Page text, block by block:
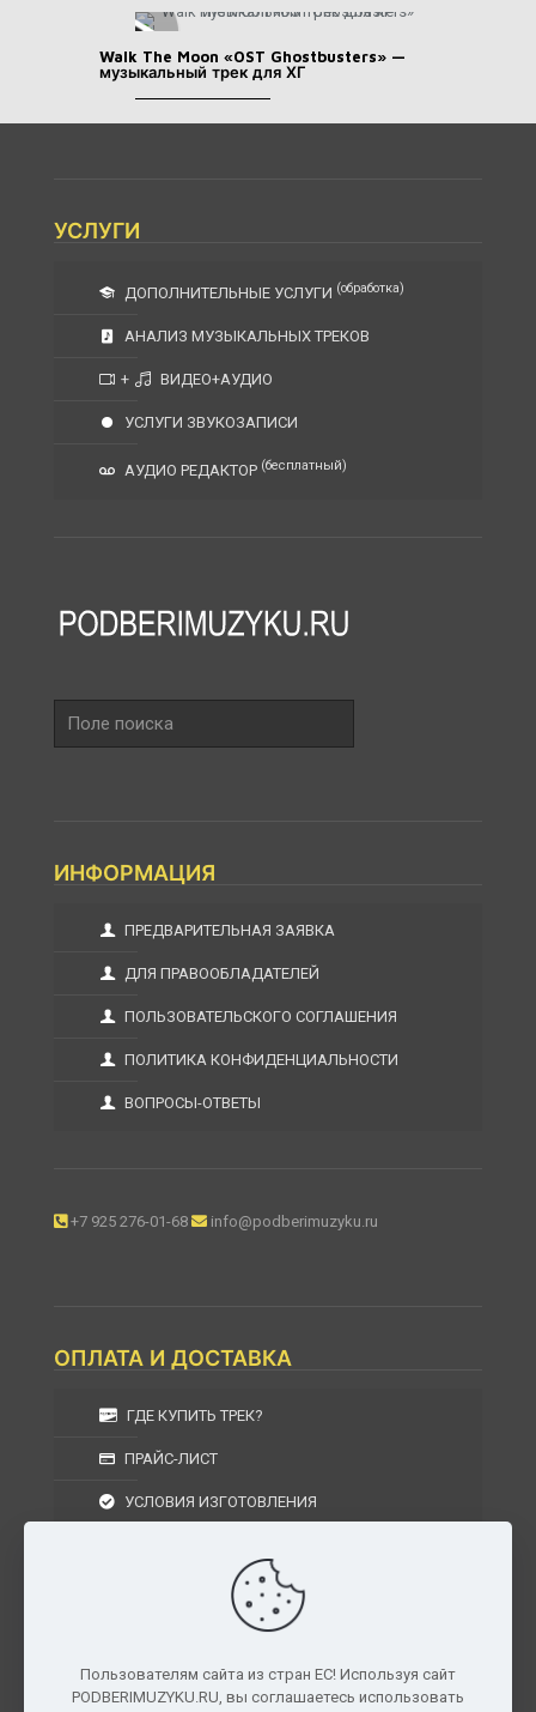
Walk The Moon «OST Ghostbusters» —
музыкальный трек для ХГ
УСЛУГИ
ДОПОЛНИТЕЛЬНЫЕ УСЛУГИ (обработка)
АНАЛИЗ МУЗЫКАЛЬНЫХ ТРЕКОВ
+ ВИДЕО+АУДИО
УСЛУГИ ЗВУКОЗАПИСИ
АУДИО РЕДАКТОР (бесплатный)
поиска
ИНФОРМАЦИЯ
ПРЕДВАРИТЕЛЬНАЯ ЗАЯВКА
ДЛЯ ПРАВООБЛАДАТЕЛЕЙ
ПОЛЬЗОВАТЕЛЬСКОГО СОГЛАШЕНИЯ
ПОЛИТИКА КОНФИДЕНЦИАЛЬНОСТИ
ВОПРОСЫ-ОТВЕТЫ
+7 925 276-01-68 info@podberimuzyku.ru
ОПЛАТА И ДОСТАВКА
ГДЕ КУПИТЬ ТРЕК?
ПРАЙС-ЛИСТ
УСЛОВИЯ ИЗГОТОВЛЕНИЯ
УСЛОВИЯ ВОЗВРАТА
г. Москва, Московская область, Центральный
Пользователям сайта из стран ЕС! Используя сайт
PODBERIMUZYKU.RU, вы соглашаетесь использовать